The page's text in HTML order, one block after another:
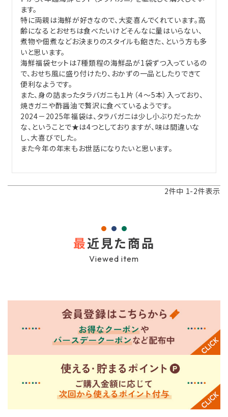
ます。
特に両親は海鮮が好きなので、大変喜んでくれています。高
齢になるとおせちは食べたいけどそんなに量はいらない、
煮物や佃煮などお決まりのスタイルも飽きた、という方も多
いと思います。
海鮮福袋セットは7種類程の海鮮品が1袋ずつ入っているの
で、おせち風に盛り付けたり、おかずの一品としたりできて
便利なようです。
また、身の詰まったタラバガニも１片（４～5本）入っており、
焼きガニや酢醤油で贅沢に食べているようです。
2024－2025年福袋は、タラバガニは少し小ぶりだったか
な、ということで★は4つとしておりますが、味は間違いな
し、大喜びでした。
また今年の年末もお世話になりたいと思います。
2件中 1-2件表示
最近見た商品
Viewed item